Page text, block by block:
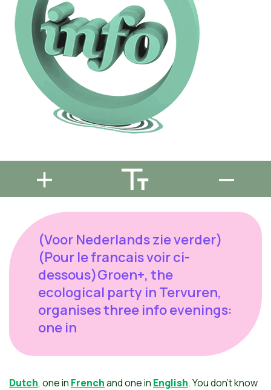
(Voor Nederlands zie verder)
(Pour le francais voir ci-
dessous)Groen+, the
ecological party in Tervuren,
organises three info evenings:
one in
Dutch, one in Frenchand one in English. You don't know